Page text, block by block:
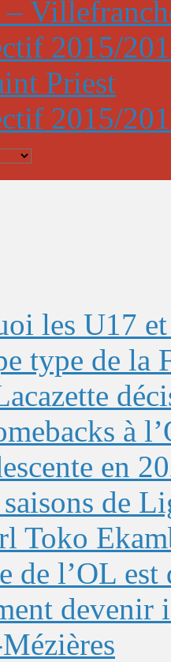
2015/
Priest
2015/
les U17
type de la
à
en
de
Toko
de l’OL
devenir